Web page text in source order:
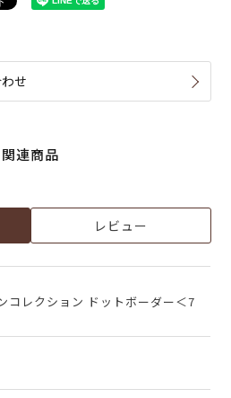
せ
関連商品
レビュー
コレクション ドットボーダー＜7